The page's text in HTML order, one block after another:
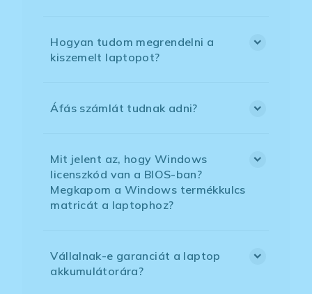
Hogyan tudom megrendelni a
kiszemelt laptopot?
Áfás számlát tudnak adni?
Mit jelent az, hogy Windows
licenszkód van a BIOS-ban?
Megkapom a Windows termékkulcs
matricát a laptophoz?
Vállalnak-e garanciát a laptop
akkumulátorára?